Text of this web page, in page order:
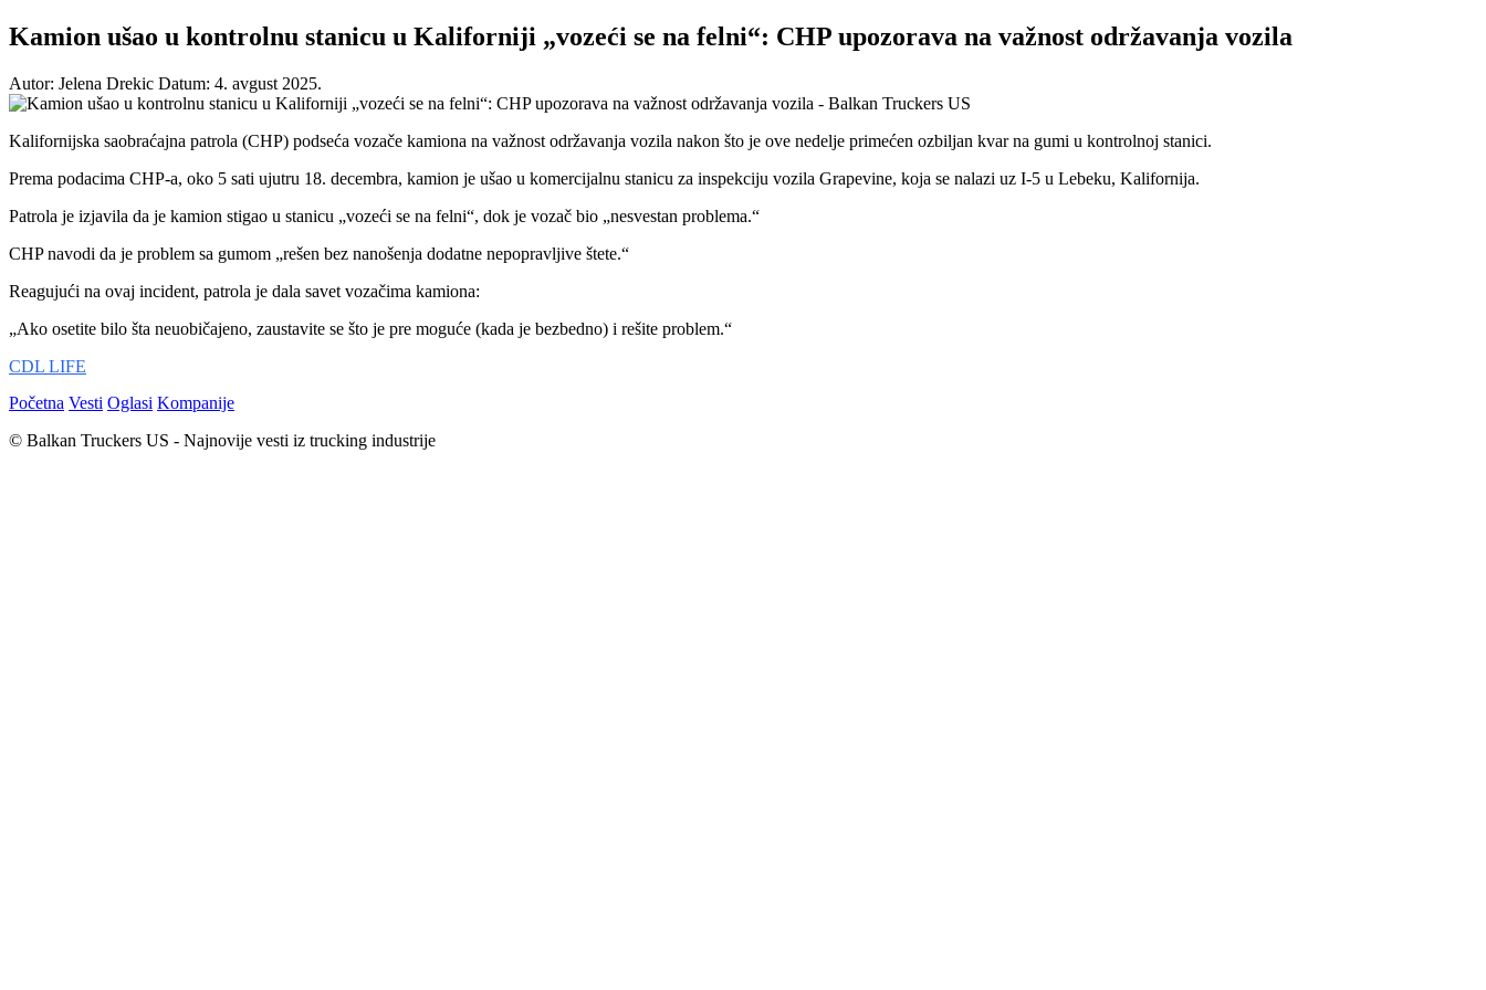
Kamion ušao u kontrolnu stanicu u Kaliforniji „vozeći se na felni“: CHP upozorava na važnost održavanja vozila
Autor: Jelena Drekic Datum: 4. avgust 2025.
Kalifornijska saobraćajna patrola (CHP) podseća vozače kamiona na važnost održavanja vozila nakon što je ove nedelje primećen ozbiljan kvar na gumi u kontrolnoj stanici.
Prema podacima CHP-a, oko 5 sati ujutru 18. decembra, kamion je ušao u komercijalnu stanicu za inspekciju vozila Grapevine, koja se nalazi uz I-5 u Lebeku, Kalifornija.
Patrola je izjavila da je kamion stigao u stanicu „vozeći se na felni“, dok je vozač bio „nesvestan problema.“
CHP navodi da je problem sa gumom „rešen bez nanošenja dodatne nepopravljive štete.“
Reagujući na ovaj incident, patrola je dala savet vozačima kamiona:
„Ako osetite bilo šta neuobičajeno, zaustavite se što je pre moguće (kada je bezbedno) i rešite problem.“
CDL LIFE
Početna Vesti Oglasi Kompanije
© Balkan Truckers US - Najnovije vesti iz trucking industrije